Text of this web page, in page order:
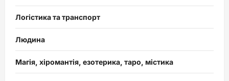
Логістика та транспорт
Людина
Магія, хіромантія, езотерика, таро, містика